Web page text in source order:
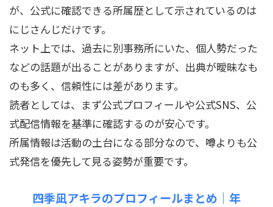
が、公式に確認できる所属歴として示されているのは
にじさんじだけです。
ネット上では、過去に別事務所にいた、個人勢だった
などの話題が出ることがありますが、出典が曖昧なも
のも多く、信頼性には差があります。
読者としては、まず公式プロフィールや公式SNS、公
式配信情報を基準に確認するのが安心です。
所属情報は活動の土台になる部分なので、噂よりも公
式発信を優先して見る姿勢が重要です。
四季凪アキラのプロフィールまとめ｜年